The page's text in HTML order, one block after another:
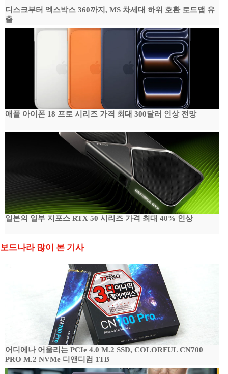
디스크부터 엑스박스 360까지, MS 차세대 하위 호환 로드맵 유
출
애플 아이폰 18 프로 시리즈 가격 최대 300달러 인상 전망
일본의 일부 지포스 RTX 50 시리즈 가격 최대 40% 인상
보드나라 많이 본 기사
어디에나 어울리는 PCIe 4.0 M.2 SSD, COLORFUL CN700
PRO M.2 NVMe 디앤디컴 1TB